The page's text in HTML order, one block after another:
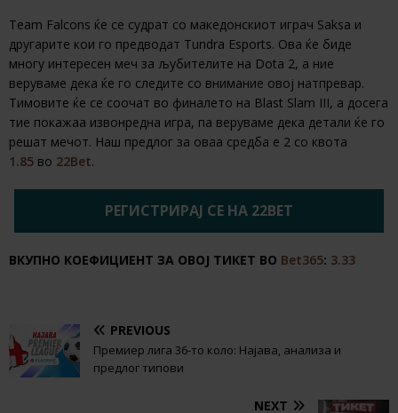
Team Falcons ќе се судрат со македонскиот играч Saksa и
другарите кои го предводат Tundra Esports. Ова ќе биде
многу интересен меч за љубителите на Dota 2, а ние
веруваме дека ќе го следите со внимание овој натпревар.
Тимовите ќе се соочат во финалето на Blast Slam III, а досега
тие покажаа извонредна игра, па веруваме дека детали ќе го
решат мечот. Наш предлог за оваа средба е 2 со квота
1.85 во 22Bet.
РЕГИСТРИРАЈ СЕ НА 22BET
ВКУПНО КОЕФИЦИЕНТ ЗА ОВОЈ ТИКЕТ ВО Bet365: 3.33
PREVIOUS
Премиер лига 36-то коло: Најава, анализа и
предлог типови
NEXT